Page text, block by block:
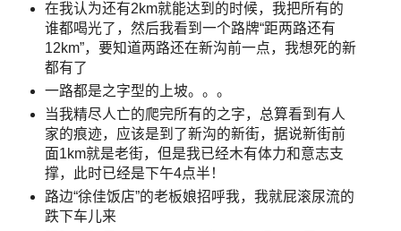
在我认为还有2km就能达到的时候，我把所有的
谁都喝光了，然后我看到一个路牌“距两路还有
12km”，要知道两路还在新沟前一点，我想死的新
都有了
一路都是之字型的上坡。。。
当我精尽人亡的爬完所有的之字，总算看到有人
家的痕迹，应该是到了新沟的新街，据说新街前
面1km就是老街，但是我已经木有体力和意志支
撑，此时已经是下午4点半！
路边“徐佳饭店”的老板娘招呼我，我就屁滚尿流的
跌下车儿来